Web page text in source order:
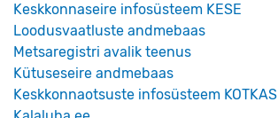
Keskkonnaseire infosüsteem KESE
Loodusvaatluste andmebaas
Metsaregistri avalik teenus
Kütuseseire andmebaas
Keskkonnaotsuste infosüsteem KOTKAS